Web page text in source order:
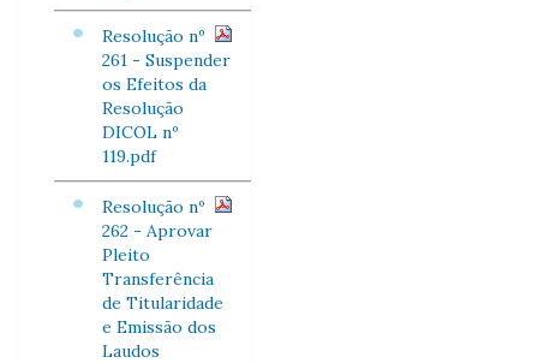
Resolução nº
261 - Suspender
os Efeitos da
Resolução
DICOL nº
119.pdf
Resolução nº
262 - Aprovar
Pleito
Transferência
de Titularidade
e Emissão dos
Laudos